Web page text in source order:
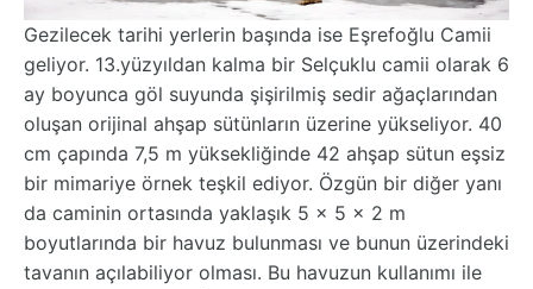
Gezilecek tarihi yerlerin başında ise Eşrefoğlu Camii
geliyor. 13.yüzyıldan kalma bir Selçuklu camii olarak 6
ay boyunca göl suyunda şişirilmiş sedir ağaçlarından
oluşan orijinal ahşap sütünların üzerine yükseliyor. 40
cm çapında 7,5 m yüksekliğinde 42 ahşap sütun eşsiz
bir mimariye örnek teşkil ediyor. Özgün bir diğer yanı
da caminin ortasında yaklaşık 5 x 5 x 2 m
boyutlarında bir havuz bulunması ve bunun üzerindeki
tavanın açılabiliyor olması. Bu havuzun kullanımı ile